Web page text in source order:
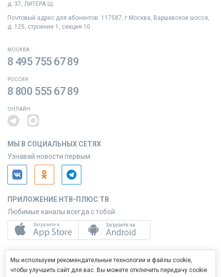
д. 37, ЛИТЕРА Щ
Почтовый адрес для абонентов: 117587, г.Москва, Варшавское шоссе,
д. 125, строение 1, секция 10
МОСКВА
8 495 755 67 89
РОССИЯ
8 800 555 67 89
ОНЛАЙН
МЫ В СОЦИАЛЬНЫХ СЕТЯХ
Узнавай новости первым
ПРИЛОЖЕНИЕ НТВ-ПЛЮС ТВ
Любимые каналы всегда с тобой
Управляй услугами с телефона
Мы используем рекомендательные технологии и файлы cookie,
чтобы улучшить сайт для вас. Вы можете отключить передачу cookie